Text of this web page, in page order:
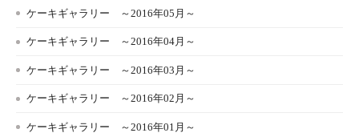
ケーキギャラリー ～2016年05月～
ケーキギャラリー ～2016年04月～
ケーキギャラリー ～2016年03月～
ケーキギャラリー ～2016年02月～
ケーキギャラリー ～2016年01月～